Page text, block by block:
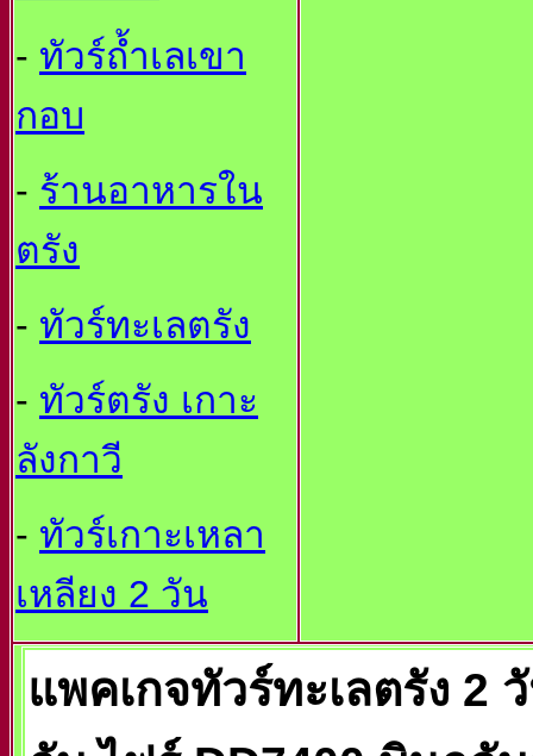
- ทัวร์ถ้ำเลเขา
กอบ
- ร้านอาหารใน
ตรัง
- ทัวร์ทะเลตรัง
- ทัวร์ตรัง เกาะ
ลังกาวี
- ทัวร์เกาะเหลา
เหลียง 2 วัน
แพคเกจทัวร์ทะเลตรัง 2